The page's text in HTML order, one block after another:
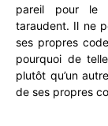
pareil pour le
taraudent. Il ne
ses propres
pourquoi de
plutôt qu’un
de ses propres